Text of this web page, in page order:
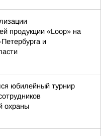
продукции «Loop» на
и
юбилейный турнир
охраны